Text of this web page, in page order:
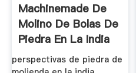
Machinemade De
Molino De Bolas De
Piedra En La India
perspectivas de piedra de